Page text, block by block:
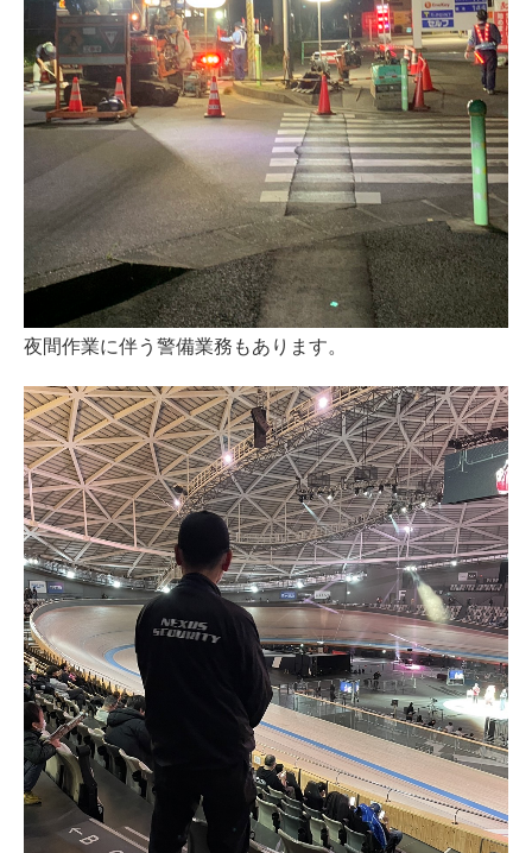
夜間作業に伴う警備業務もあります。